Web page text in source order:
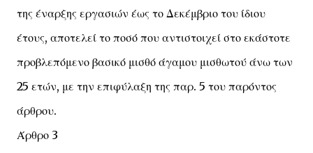
της έναρξης εργασιών έως το Δεκέμβριο του ίδιου
έτους, αποτελεί το ποσό που αντιστοιχεί στο εκάστοτε
προβλεπόμενο βασικό μισθό άγαμου μισθωτού άνω των
25 ετών, με την επιφύλαξη της παρ. 5 του παρόντος
άρθρου.
Άρθρο 3